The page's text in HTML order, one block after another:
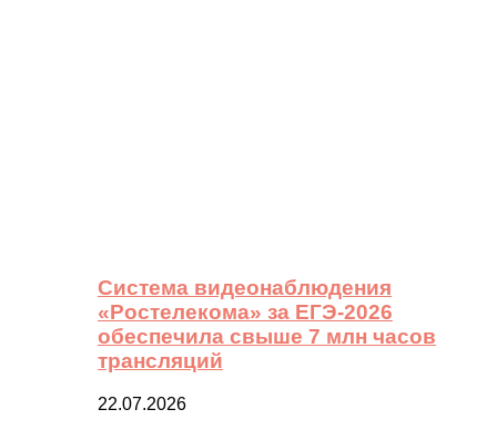
Система видеонаблюдения
«Ростелекома» за ЕГЭ-2026
обеспечила свыше 7 млн часов
трансляций
22.07.2026